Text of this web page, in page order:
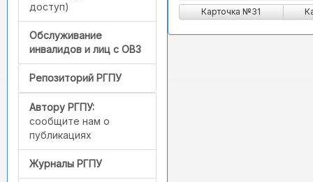
доступ)
Обслуживание
инвалидов и лиц с ОВЗ
Репозиторий РГПУ
Автору РГПУ:
сообщите нам о
публикациях
Журналы РГПУ
Карточка №31